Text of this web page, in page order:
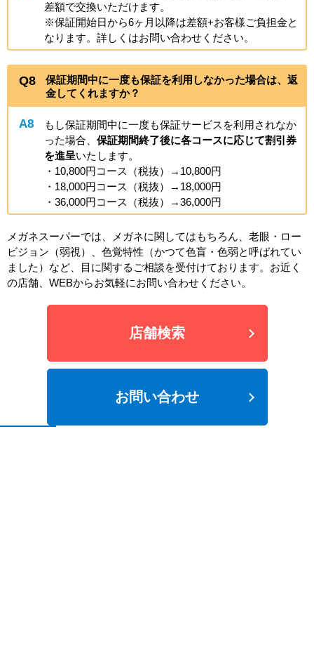
差額で交換いただけます。
※保証開始日から6ヶ月以降は差額+お客様ご負担金と
なります。詳しくはお問い合わせください。
Q8
保証期間中に一度も保証を利用しなかった場合は、返
金してくれますか？
A8
もし保証期間中に一度も保証サービスを利用されなか
った場合、 保証期間終了後に各コースに応じて割引券
を進呈いたします。
・10,800円コース（税抜）→10,800円
・18,000円コース（税抜）→18,000円
・36,000円コース（税抜）→36,000円
メガネスーパーでは、メガネに関してはもちろん、老眼・ロー
ビジョン（弱視）、色覚特性（かつて色盲・色弱と呼ばれてい
ました）など、目に関するご相談を受付けております。お近く
の店舗、WEBからお気軽にお問い合わせください。
店舗検索
お問い合わせ